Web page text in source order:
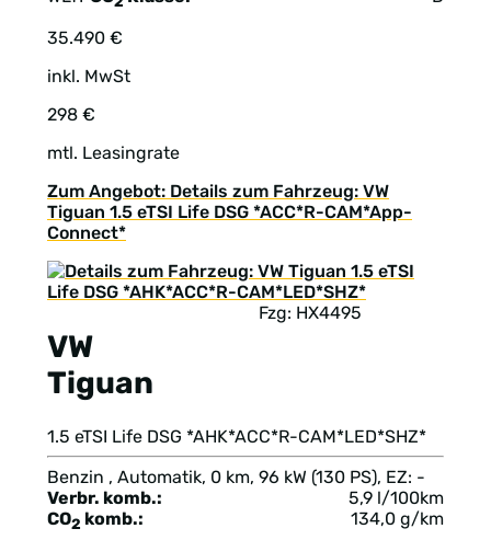
35.490 €
inkl. MwSt
298 €
mtl. Leasingrate
Zum Angebot: Details zum Fahrzeug: VW
Tiguan 1.5 eTSI Life DSG *ACC*R-CAM*App-
Connect*
VW
Tiguan
Fzg: HX4495
1.5 eTSI Life DSG *AHK*ACC*R-CAM*LED*SHZ*
Benzin , Automatik, 0 km, 96 kW (130 PS), EZ: -
Verbr. komb.:
5,9 l/100km
CO2 komb.: 134,0 g/km